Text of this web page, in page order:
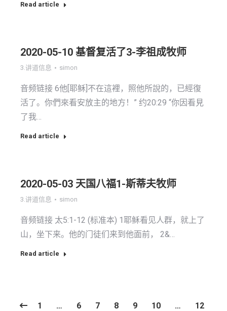
Read article
2020-05-10 基督复活了3-李祖成牧师
3.讲道信息 simon
音频链接 6他[耶稣]不在這裡，照他所說的，已經復
活了。你們來看安放主的地方！” 约20:29 “你因看見
了我…
Read article
2020-05-03 天国八福1-斯蒂夫牧师
3.讲道信息 simon
音频链接 太5:1-12 (标准本) 1耶稣看见人群，就上了
山，坐下来。他的门徒们来到他面前， 2&…
Read article
1 … 6 7 8 9 10 … 12